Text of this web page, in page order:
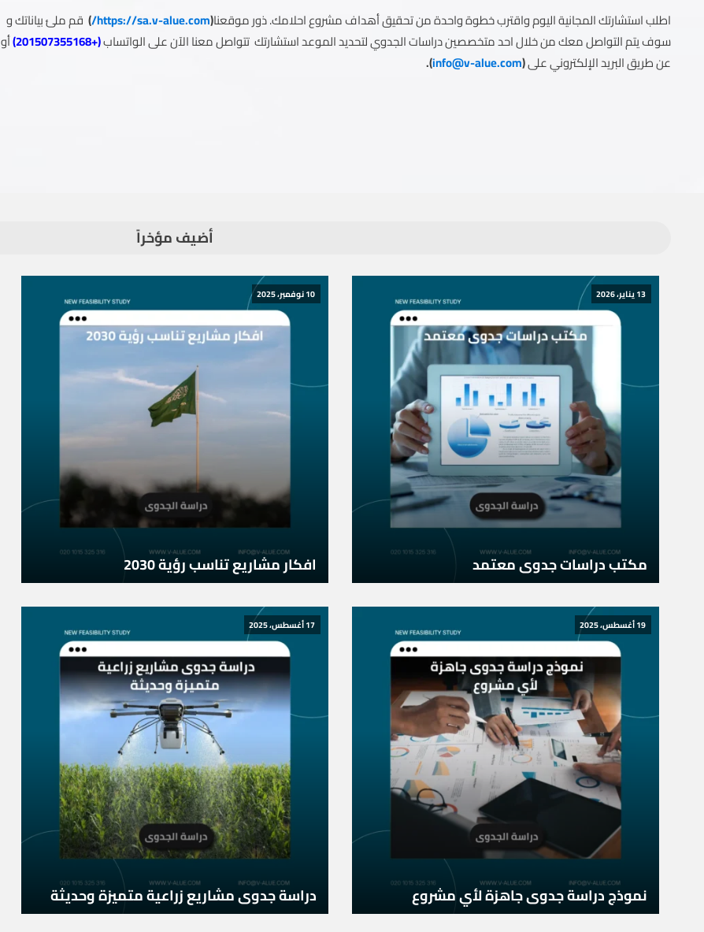
اطلب استشارتك المجانية اليوم واقترب خطوة واحدة من تحقيق أهداف مشروع احلامك. ذور موقعنا(
https://sa.v-alue.com/
) قم ملئ بياناتك و
سوف يتم التواصل معك من خلال احد متخصصين دراسات الجدوي لتحديد الموعد استشارتك تتواصل معنا الآن على الواتساب(
+201507355168
)أو
عن طريق البريد الإلكتروني على(
info@v-alue.com
).
أضيف مؤخراً
13 يناير، 2026
مكتب دراسات جدوى معتمد
10 نوفمبر، 2025
افكار مشاريع تناسب رؤية 2030
19 أغسطس، 2025
نموذج دراسة جدوى جاهزة لأي مشروع
17 أغسطس، 2025
دراسة جدوى مشاريع زراعية متميزة وحديثة